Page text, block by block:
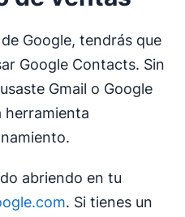
Google, tendrás que
Google Contacts. Sin
Gmail o Google
herramienta
abriendo en tu
. Si tienes un